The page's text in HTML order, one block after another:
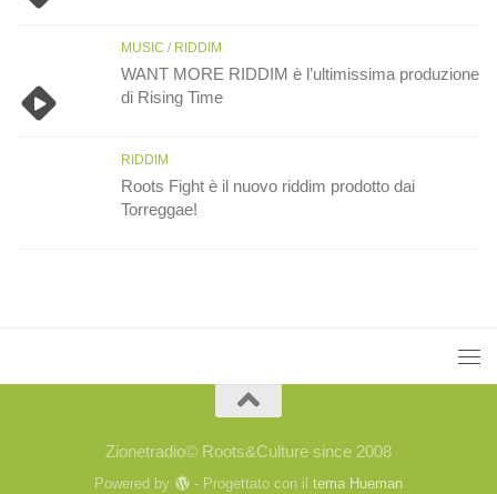
MUSIC / RIDDIM
WANT MORE RIDDIM è l’ultimissima produzione
di Rising Time
RIDDIM
Roots Fight è il nuovo riddim prodotto dai
Torreggae!
Zionetradio© Roots&Culture since 2008
Powered by - Progettato con il tema Hueman